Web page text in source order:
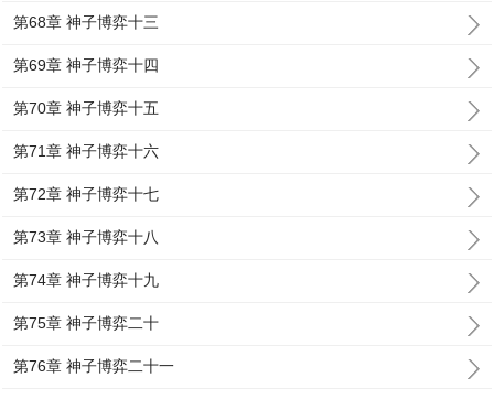
第68章 神子博弈十三
第69章 神子博弈十四
第70章 神子博弈十五
第71章 神子博弈十六
第72章 神子博弈十七
第73章 神子博弈十八
第74章 神子博弈十九
第75章 神子博弈二十
第76章 神子博弈二十一